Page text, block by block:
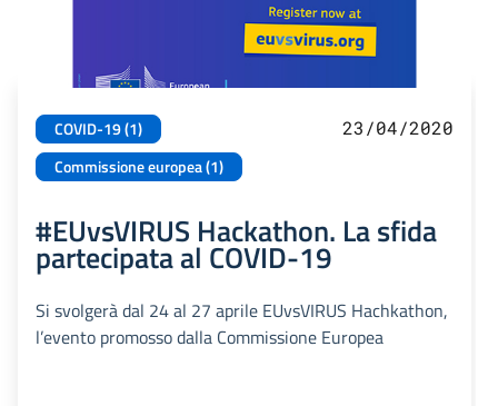
COVID-19 (1)
Commissione europea (1)
23/04/2020
#EUvsVIRUS Hackathon. La sfida
partecipata al COVID-19
Si svolgerà dal 24 al 27 aprile EUvsVIRUS Hachkathon,
l’evento promosso dalla Commissione Europea